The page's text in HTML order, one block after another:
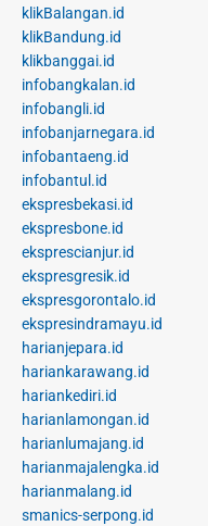
klikBalangan.id
klikBandung.id
klikbanggai.id
infobangkalan.id
infobangli.id
infobanjarnegara.id
infobantaeng.id
infobantul.id
ekspresbekasi.id
ekspresbone.id
eksprescianjur.id
ekspresgresik.id
ekspresgorontalo.id
ekspresindramayu.id
harianjepara.id
hariankarawang.id
hariankediri.id
harianlamongan.id
harianlumajang.id
harianmajalengka.id
harianmalang.id
smanics-serpong.id